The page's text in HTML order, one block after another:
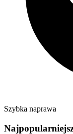
Szybka naprawa